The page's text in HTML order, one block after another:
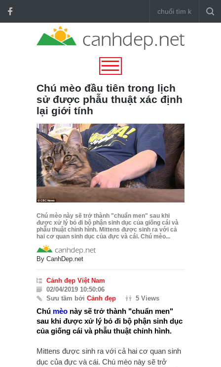
Chú mèo đầu tiên trong lịch
sử được phẫu thuật xác định
lại giới tính
Chú mèo này sẽ trở thành "chuẩn men" sau khi
được xử lý bỏ đi bộ phận sinh dục của giống cái và
phẫu thuật chỉnh hình. Mittens được sinh ra với cả
hai cơ quan sinh dục của đực và cái. Chú mèo...
By CanhDep.net
Cảnh đẹp Việt Nam
02/04/2019 10:50:06
Sưu tầm bởi Cảnh đẹp 5 Views
Chú mèo này sẽ trở thành "chuẩn men"
sau khi được xử lý bỏ đi bộ phận sinh dục
của giống cái và phẫu thuật chỉnh hình.
Mittens được sinh ra với cả hai cơ quan sinh
dục của đực và cái. Chú mèo này sẽ trở